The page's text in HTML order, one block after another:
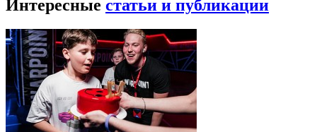
Интересные статьи и публикации